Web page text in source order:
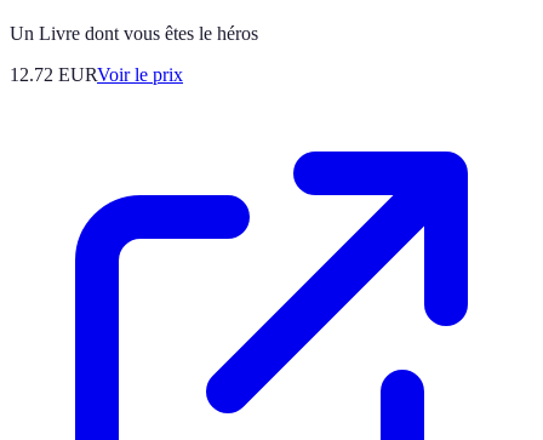
Un Livre dont vous êtes le héros
12.72 EURVoir le prix